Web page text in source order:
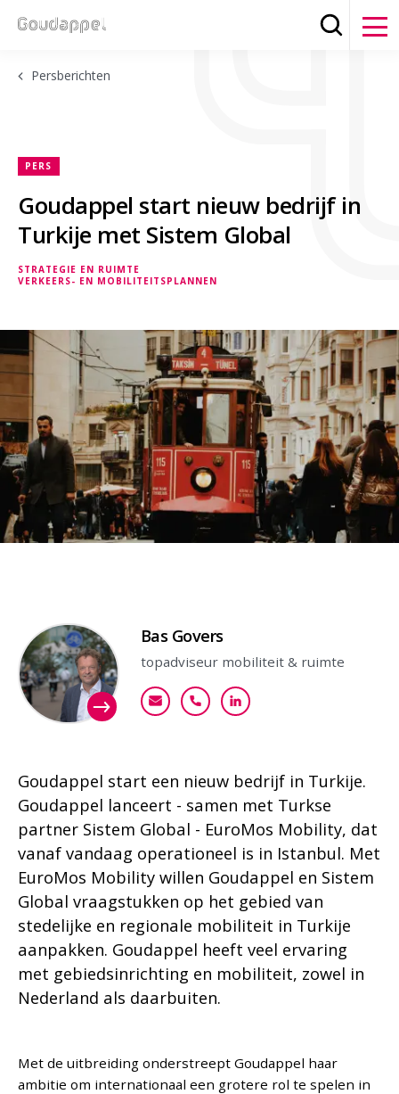
Zoeken
Persberichten
Goudappel start nieuw bedrijf in
Turkije met Sistem Global
PERS
STRATEGIE EN RUIMTE
STRATEGIE EN RUIMTE
VERKEERS- EN MOBILITEITSPLANNEN
Goudappel start een nieuw bedrijf in Turkije.
Goudappel lanceert - samen met Turkse
partner Sistem Global - EuroMos Mobility, dat
vanaf vandaag operationeel is in Istanbul. Met
EuroMos Mobility willen Goudappel en Sistem
Global vraagstukken op het gebied van
stedelijke en regionale mobiliteit in Turkije
aanpakken. Goudappel heeft veel ervaring
met gebiedsinrichting en mobiliteit, zowel in
Nederland als daarbuiten.
ContactpersoonBas Govers
topadviseur mobiliteit & ruimte
bgovers@goudappel.nl
+31 (0)6 51 40 20 81
Bekijk mijn profiel
Met de uitbreiding onderstreept Goudappel haar
ambitie om internationaal een grotere rol te spelen in